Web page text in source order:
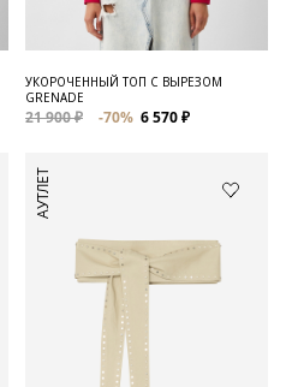
УКОРОЧЕННЫЙ ТОП С ВЫРЕЗОМ
GRENADE
21 900 ₽ -70% 6 570 ₽
АУТЛЕТ